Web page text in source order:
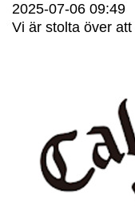
2025-07-06 09:49
Vi är stolta över